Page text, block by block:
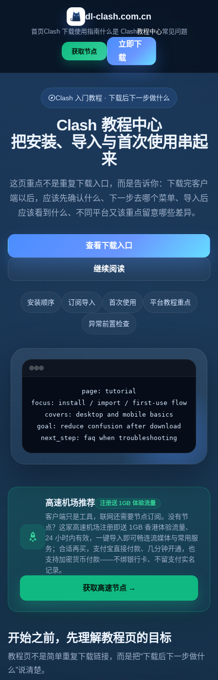
dl-clash.com.cn
首页Clash 下载使用指南什么是 Clash教程中心常见问题
获取节点
立即下
载
Clash 入门教程 · 下载后下一步做什么
Clash 教程中心
把安装、导入与首次使用串起
来
这页重点不是重复下载入口，而是告诉你：下载完客户
端以后，应该先确认什么、下一步去哪个菜单、导入后
应该看到什么、不同平台又该重点留意哪些差异。
查看下载入口
继续阅读
安装顺序 订阅导入 首次使用 平台教程重点
异常前置检查
page: tutorial
focus: install / import / first-use flow
covers: desktop and mobile basics
goal: reduce confusion after download
next_step: faq when troubleshooting
高速机场推荐 注册送 1GB 体验流量
客户端只是工具，联网还需要节点订阅。没有节
点？这家高速机场注册即送 1GB 香港体验流量、
24 小时内有效，一键导入即可畅连流媒体与常用服
务；合适再买，支付宝直接付款、几分钟开通，也
支持加密货币付款——不绑银行卡、不留支付实名
记录。
获取高速节点 →
开始之前，先理解教程页的目标
教程页不是简单重复下载链接，而是把“下载后下一步做什
么”说清楚。